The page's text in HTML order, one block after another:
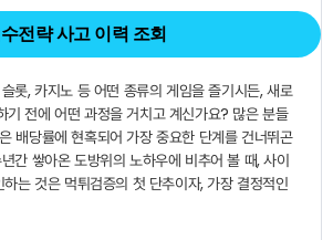
전략 사고 이력 조회
롯, 카지노 등 어떤 종류의 게임을 즐기시든, 새로
기 전에 어떤 과정을 거치고 계신가요? 많은 분들
배당률에 현혹되어 가장 중요한 단계를 건너뛰곤
간 쌓아온 도방위의 노하우에 비추어 볼 때, 사이
는 것은 먹튀검증의 첫 단추이자, 가장 결정적인